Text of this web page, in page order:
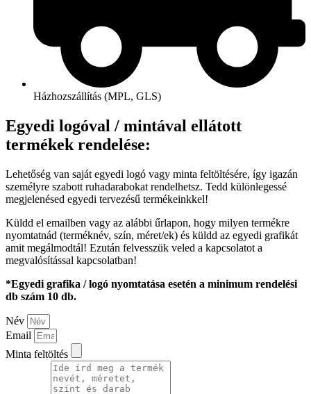
Házhozszállítás (MPL, GLS)
Egyedi logóval / mintával ellátott
termékek rendelése:
Lehetőség van saját egyedi logó vagy minta feltöltésére, így igazán
személyre szabott ruhadarabokat rendelhetsz. Tedd különlegessé
megjelenésed egyedi tervezésű termékeinkkel!
Küldd el emailben vagy az alábbi űrlapon, hogy milyen termékre
nyomtatnád (terméknév, szín, méret/ek) és küldd az egyedi grafikát
amit megálmodtál! Ezután felvesszük veled a kapcsolatot a
megvalósítással kapcsolatban!
*Egyedi grafika / logó nyomtatása esetén a minimum rendelési
db szám 10 db.
Név
Email
Minta feltöltés